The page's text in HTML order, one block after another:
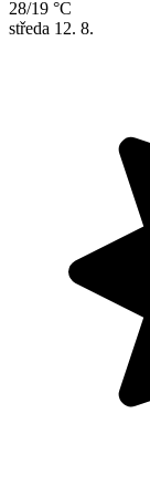
28/19 °C
středa 12. 8.